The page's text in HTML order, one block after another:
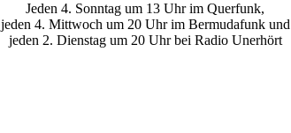
Jeden 4. Sonntag um 13 Uhr im Querfunk,
jeden 4. Mittwoch um 20 Uhr im Bermudafunk und
jeden 2. Dienstag um 20 Uhr bei Radio Unerhört